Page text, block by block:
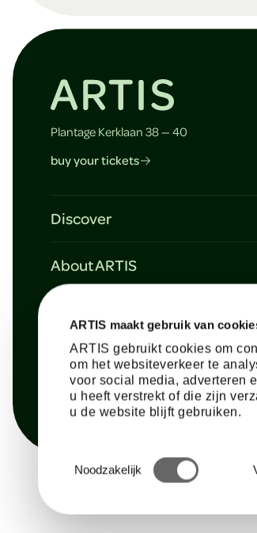
ARTIS maakt gebruik van
ARTIS gebruikt cookies om
om het websiteverkeer te
voor social media, adverteren
u heeft verstrekt of die zijn
u de website blijft gebruiken.
Noodzakelijk
t
Plantage Kerklaan 38 — 40
buy your tickets
Discover
Schools
Memberships
Corporate events
About ARTIS
Mission & vision
Support ARTIS
Partners of ARTIS
Press & News
Contact & information
Frequently asked questions